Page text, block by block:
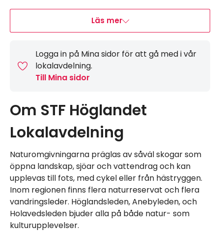
Läs mer
Logga in på Mina sidor för att gå med i vår
lokalavdelning.
Till Mina sidor
Om STF Höglandet
Lokalavdelning
Naturomgivningarna präglas av såväl skogar som
öppna landskap, sjöar och vattendrag och kan
upplevas till fots, med cykel eller från hästryggen.
Inom regionen finns flera naturreservat och flera
vandringsleder. Höglandsleden, Anebyleden, och
Holavedsleden bjuder alla på både natur- som
kulturupplevelser.